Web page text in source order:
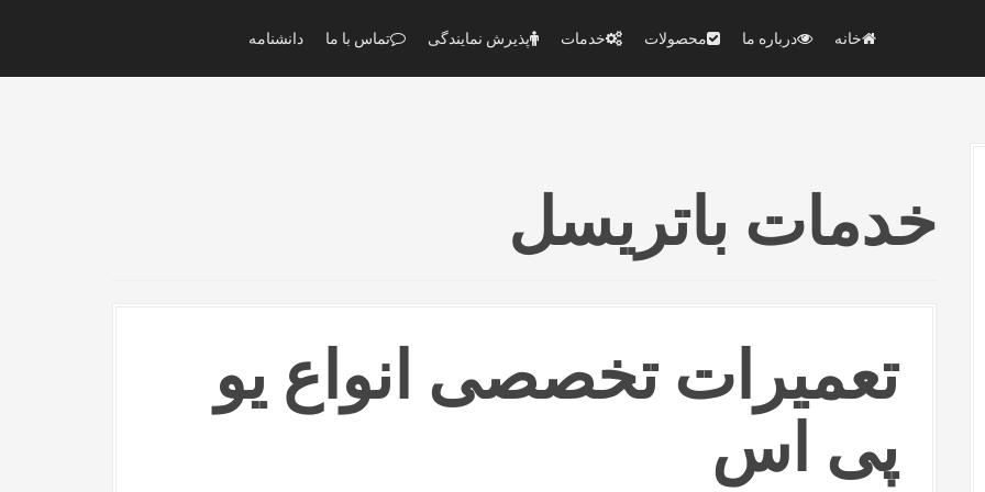
دانشنامه تماس با ما پذیرش نمایندگی خدمات محصولات درباره ما خانه
خدمات باتریسل
تعمیرات تخصصی انواع یو
پی اس